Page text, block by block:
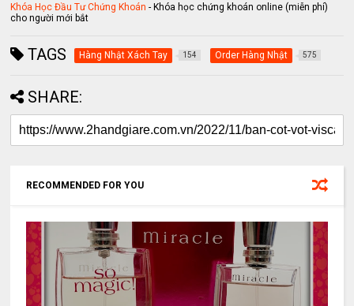
Khóa Học Đầu Tư Chứng Khoán - Khóa học chứng khoán online (miễn phí)
cho người mới bắt
TAGS Hàng Nhật Xách Tay 154 Order Hàng Nhật 575
SHARE:
RECOMMENDED FOR YOU